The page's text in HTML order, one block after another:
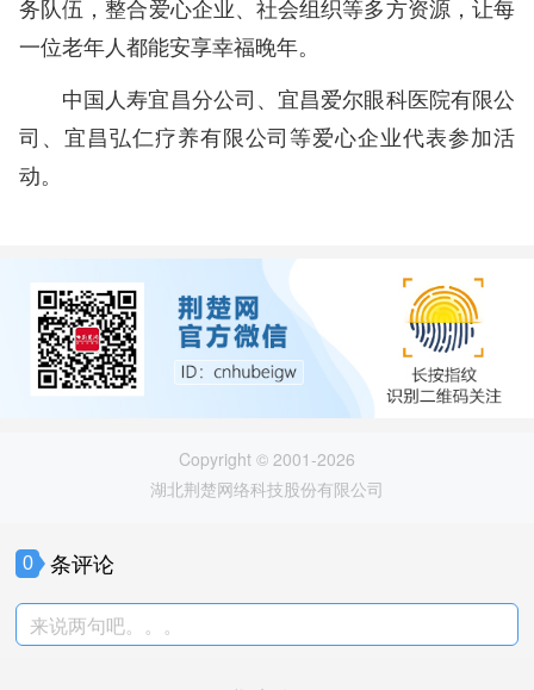
务队伍，整合爱心企业、社会组织等多方资源，让每
一位老年人都能安享幸福晚年。
中国人寿宜昌分公司、宜昌爱尔眼科医院有限公
司、宜昌弘仁疗养有限公司等爱心企业代表参加活
动。
Copyright © 2001-2026
湖北荆楚网络科技股份有限公司
0 条评论
来说两句吧。。。